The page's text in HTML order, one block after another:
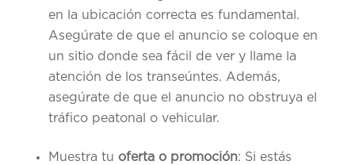
en la ubicación correcta es fundamental.
Asegúrate de que el anuncio se coloque en
un sitio donde sea fácil de ver y llame la
atención de los transeúntes. Además,
asegúrate de que el anuncio no obstruya el
tráfico peatonal o vehicular.
Muestra tu oferta o promoción: Si estás